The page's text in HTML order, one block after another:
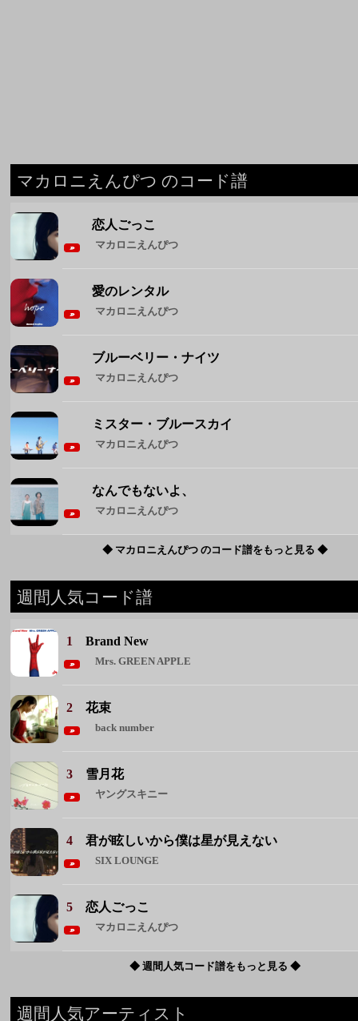
愛のレンタル
マカロニえんぴつ
ブルーベリー・ナイツ
マカロニえんぴつ
ミスター・ブルースカイ
マカロニえんぴつ
なんでもないよ、
マカロニえんぴつ
◆ マカロニえんぴつ のコード譜をもっと見る ◆
1 Brand New
Mrs. GREEN APPLE
2花束
back number
3雪月花
4君が眩しいから僕は星が見えない
5 恋人ごっこ
マカロニえんぴつ
◆ 週間人気コード譜をもっと見る ◆
1 Mrs. GREEN APPLE
3 ヨルシカ